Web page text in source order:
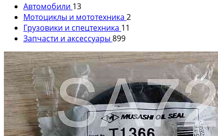
Автомобили 13
Мотоциклы и мототехника 2
Грузовики и спецтехника 11
Запчасти и аксессуары 899